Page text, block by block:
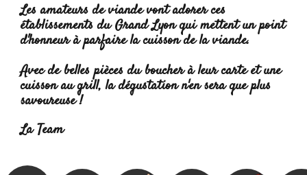
Lesamateurs de viandevont adorer ces
établissements du Grand Lyon qui mettent un point
d'honneur à parfaire la cuisson de la viande.
Avec de belles pièces du boucher à leur carte et une
cuisson au grill, la dégustation n'en sera que plus
savoureuse !
Lire la suite :
La Team